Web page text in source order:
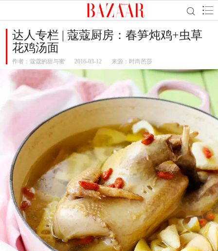
达人专栏 | 蔻蔻厨房：春笋炖鸡+虫草
花鸡汤面
作者： 蔻蔻的甜与蜜 2016-03-12 来源：时尚芭莎